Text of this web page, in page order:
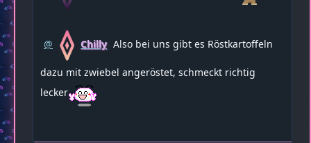
Chilly Also bei uns gibt es Röstkartoffeln
dazu mit zwiebel angeröstet, schmeckt richtig
lecker